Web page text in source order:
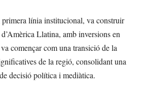
primera línia institucional, va construir
Llatina, amb inversions en
començar com una transició de la
de la regió, consolidant una
decisió política i mediàtica.